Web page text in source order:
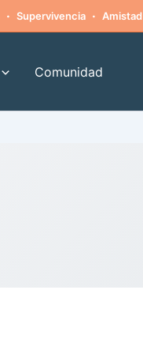
· Supervivencia · Amistad
Comunidad